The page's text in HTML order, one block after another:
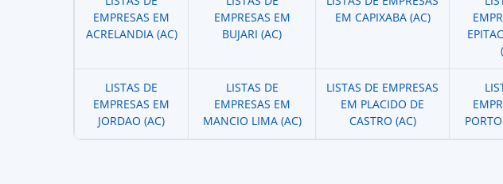
EMPRESAS EM
ACRELANDIA (AC)
EMPRESAS EM
BUJARI (AC)
EM CAPIXABA (AC)
LISTAS DE
EMPRESAS EM
JORDAO (AC)
LISTAS DE
EMPRESAS EM
MANCIO LIMA (AC)
LISTAS DE EMPRESAS
EM PLACIDO DE
CASTRO (AC)